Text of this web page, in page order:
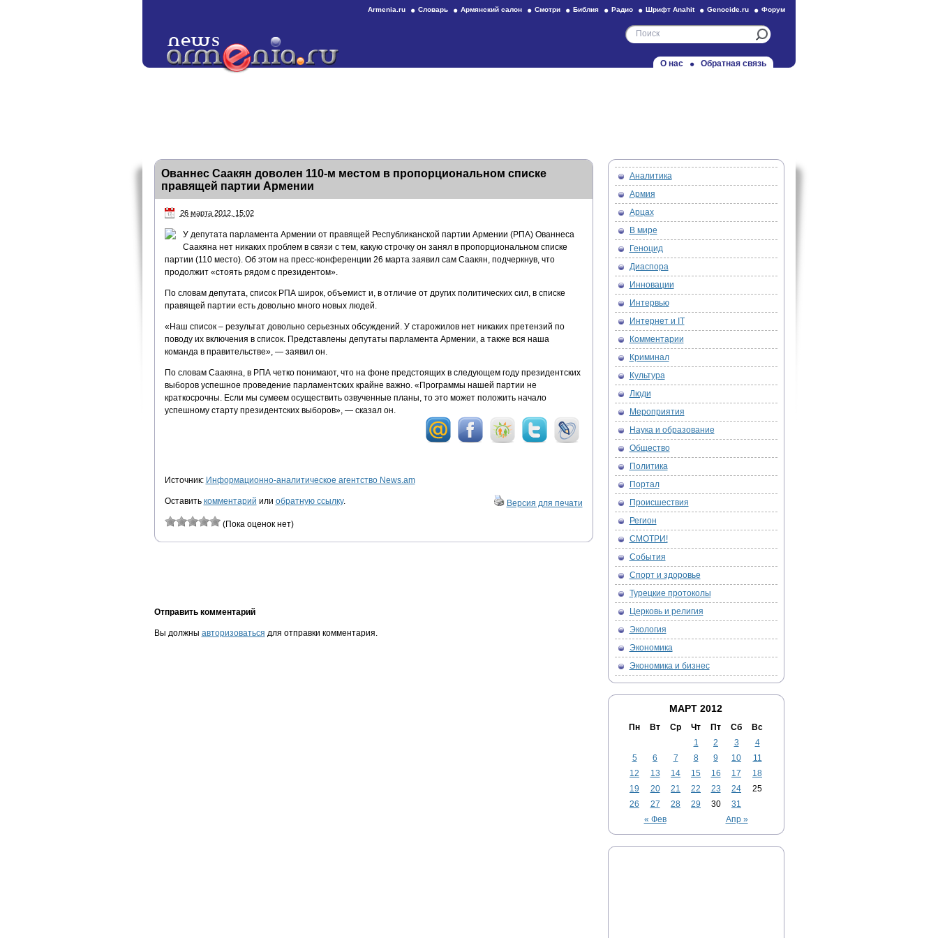
Armenia.ru Словарь Армянский салон Смотри Библия Радио Шрифт Anahit Genocide.ru Форум
О нас Обратная связь
Ованнес Саакян доволен 110-м местом в пропорциональном списке
правящей партии Армении
26 марта 2012, 15:02
У депутата парламента Армении от правящей Республиканской партии Армении (РПА) Ованнеса
Саакяна нет никаких проблем в связи с тем, какую строчку он занял в пропорциональном списке
партии (110 место). Об этом на пресс-конференции 26 марта заявил сам Саакян, подчеркнув, что
продолжит «стоять рядом с президентом».
По словам депутата, список РПА широк, объемист и, в отличие от других политических сил, в списке
правящей партии есть довольно много новых людей.
«Наш список – результат довольно серьезных обсуждений. У старожилов нет никаких претензий по
поводу их включения в список. Представлены депутаты парламента Армении, а также вся наша
команда в правительстве», — заявил он.
По словам Саакяна, в РПА четко понимают, что на фоне предстоящих в следующем году президентских
выборов успешное проведение парламентских крайне важно. «Программы нашей партии не
краткосрочны. Если мы сумеем осуществить озвученные планы, то это может положить начало
успешному старту президентских выборов», — сказал он.
Источник: Информационно-аналитическое агентство News.am
Оставить комментарий или обратную ссылку. Версия для печати
(Пока оценок нет)
Отправить комментарий
Вы должны авторизоваться для отправки комментария.
Аналитика
Армия
Арцах
В мире
Геноцид
Диаспора
Инновации
Интервью
Интернет и IT
Комментарии
Криминал
Культура
Люди
Мероприятия
Наука и образование
Общество
Политика
Портал
Происшествия
Регион
СМОТРИ!
События
Спорт и здоровье
Турецкие протоколы
Церковь и религия
Экология
Экономика
Экономика и бизнес
МАРТ 2012
Пн Вт Ср Чт Пт Сб Вс
« Фев Апр »
1 2 3
4
5
6 7 8 9 10
11
12
13 14 15 16 17
18
19
20 21 22 23 24
25
26
27 28 29 30 31